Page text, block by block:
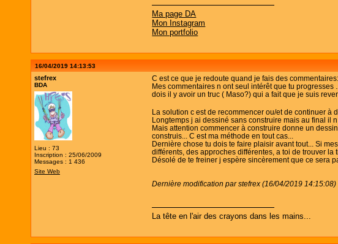
Ma page DA
Mon Instagram
Mon portfolio
16/04/2019 14:13:53
stefrex
BDA
Lieu : 73
Inscription : 25/06/2009
Messages : 1 436
Site Web
C est ce que je redoute quand je fais des
Mes commentaires n ont seul intérêt que tu
dois il y avoir un truc ( Maso?) qui a fait que je suis
La solution c est de recommencer ou/et de continuer à
Longtemps j ai dessiné sans construire mais au final il
Mais attention commencer à construire donne un
construis... C est ma méthode en tout cas...
Dernière chose tu dois te faire plaisir avant tout... Si
différents, des approches différentes, a toi de trouver la
Désolé de te freiner j espère sincèrement que ce sera
Dernière modification par stefrex (16/04/2019 14:15:08)
La tête en l'air des crayons dans les mains...